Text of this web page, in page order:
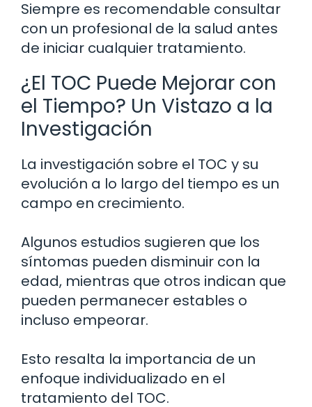
Siempre es recomendable consultar
con un profesional de la salud antes
de iniciar cualquier tratamiento.
¿El TOC Puede Mejorar con
el Tiempo? Un Vistazo a la
Investigación
La investigación sobre el TOC y su
evolución a lo largo del tiempo es un
campo en crecimiento.
Algunos estudios sugieren que los
síntomas pueden disminuir con la
edad, mientras que otros indican que
pueden permanecer estables o
incluso empeorar.
Esto resalta la importancia de un
enfoque individualizado en el
tratamiento del TOC.